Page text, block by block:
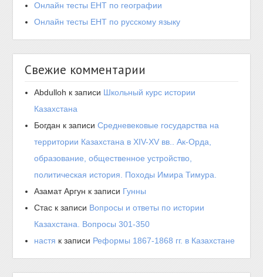
Онлайн тесты ЕНТ по географии
Онлайн тесты ЕНТ по русскому языку
Свежие комментарии
Abdulloh к записи Школьный курс истории
Казахстана
Богдан к записиСредневековые государства на
территории Казахстана в XIV-XV вв.. Ак-Орда,
образование, общественное устройство,
политическая история. Походы Имира Тимура.
Азамат Аргун к записи Гунны
Стас к записи Вопросы и ответы по истории
Казахстана. Вопросы 301-350
настя к записи Реформы 1867-1868 гг. в Казахстане